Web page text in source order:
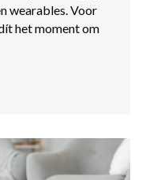
wearables. Voor
het moment om